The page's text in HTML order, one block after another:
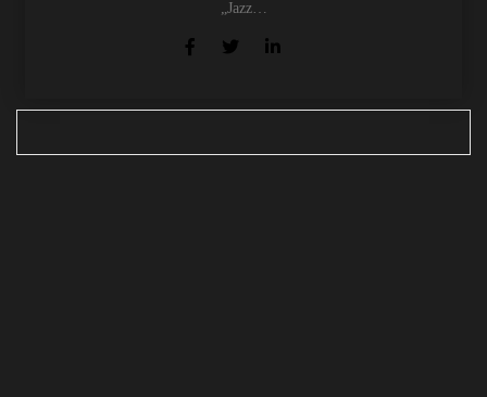
„Jazz…